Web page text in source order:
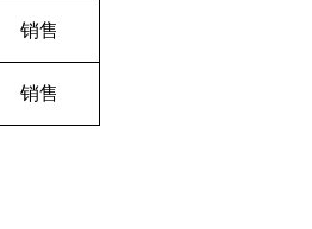
销售
销售